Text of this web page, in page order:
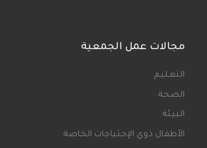
مجالات عمل الجمعية
التعليم
الصحة
البيئة
الأطفال ذوي الإحتياجات الخاصة